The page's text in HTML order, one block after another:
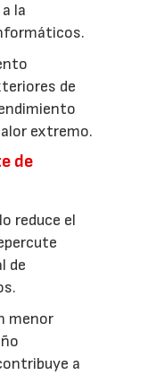
la
de
extremo.
de
reduce el
de
menor
a